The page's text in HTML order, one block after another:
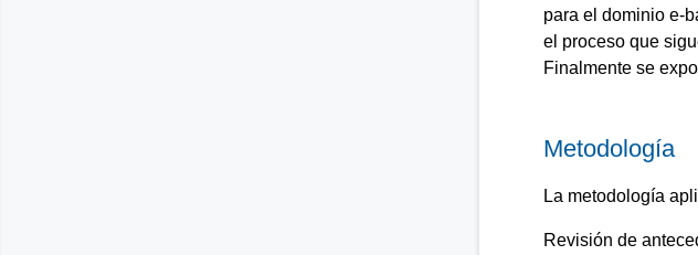
para el dominio e-
el proceso que
Finalmente se
Metodología
La metodología
Revisión de